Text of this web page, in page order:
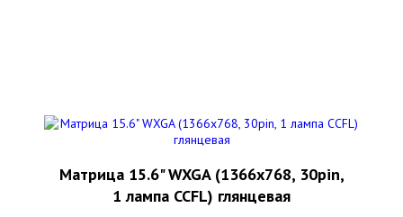
Матрица 15.6" WXGA (1366x768, 30pin,
1 лампа CCFL) глянцевая